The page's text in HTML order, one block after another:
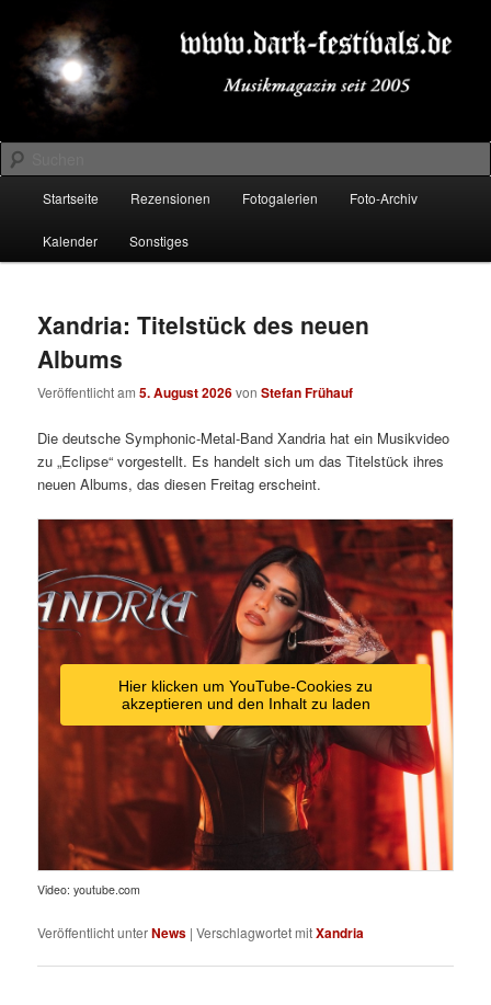
primären
Inhalt
springen
sekundären
Inhalt
springenDARK-FESTIVALS.DE
Suchen
Startseite Rezensionen Fotogalerien Foto-Archiv
Kalender Sonstiges
Xandria: Titelstück des neuen
Albums
Veröffentlicht am5. August 2026vonStefan Frühauf
Die deutsche Symphonic-Metal-Band Xandria hat ein Musikvideo
zu „Eclipse“ vorgestellt. Es handelt sich um das Titelstück ihres
neuen Albums, das diesen Freitag erscheint.
Hier klicken um YouTube-Cookies zu
akzeptieren und den Inhalt zu laden
Video: youtube.com
Veröffentlicht unterNews |Verschlagwortet mitXandria